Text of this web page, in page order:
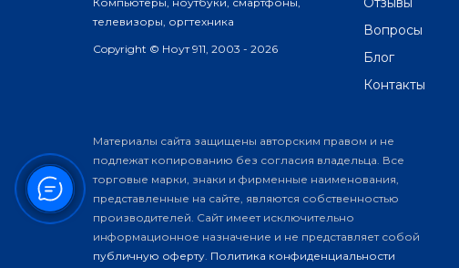
телевизоры, оргтехника
Copyright © Ноут 911, 2003 - 2026
Вопросы
Блог
Контакты
Материалы сайта защищены авторским правом и не
подлежат копированию без согласия владельца. Все
торговые марки, знаки и фирменные наименования,
представленные на сайте, являются собственностью
производителей. Сайт имеет исключительно
информационное назначение и не представляет собой
публичную оферту Политика конфиденциальности